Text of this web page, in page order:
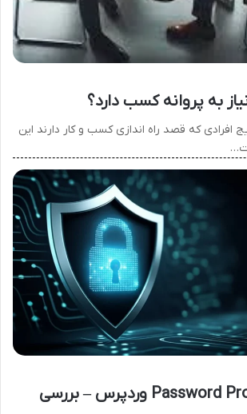
به پروانه کسب دارد؟
افرادی که قصد راه اندازی کسب و کار دارند این
افزونه Password Protected وردپرس – بررسی